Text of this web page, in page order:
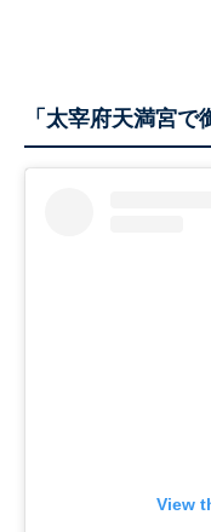
「太宰府天満宮で
View